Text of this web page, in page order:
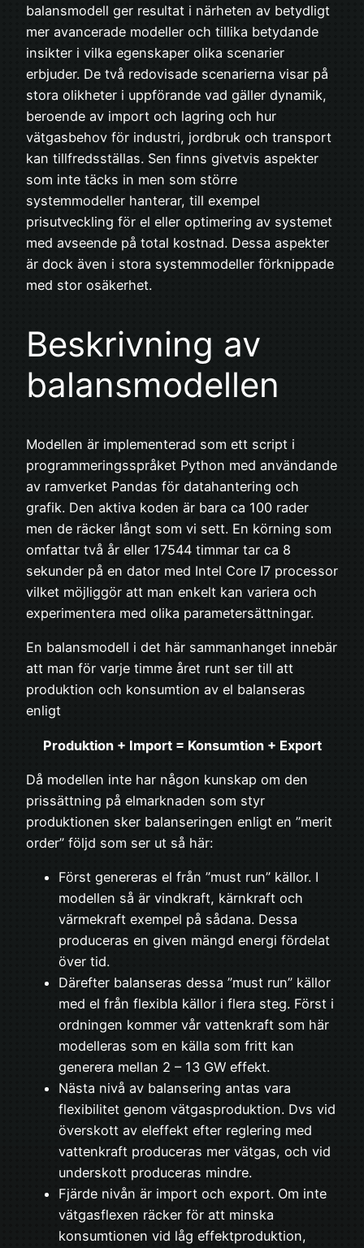
balansmodell ger resultat i närheten av betydligt
mer avancerade modeller och tillika betydande
insikter i vilka egenskaper olika scenarier
erbjuder. De två redovisade scenarierna visar på
stora olikheter i uppförande vad gäller dynamik,
beroende av import och lagring och hur
vätgasbehov för industri, jordbruk och transport
kan tillfredsställas. Sen finns givetvis aspekter
som inte täcks in men som större
systemmodeller hanterar, till exempel
prisutveckling för el eller optimering av systemet
med avseende på total kostnad. Dessa aspekter
är dock även i stora systemmodeller förknippade
med stor osäkerhet.
Beskrivning av
balansmodellen
Modellen är implementerad som ett script i
programmeringsspråket Python med användande
av ramverket Pandas för datahantering och
grafik. Den aktiva koden är bara ca 100 rader
men de räcker långt som vi sett. En körning som
omfattar två år eller 17544 timmar tar ca 8
sekunder på en dator med Intel Core I7 processor
vilket möjliggör att man enkelt kan variera och
experimentera med olika parametersättningar.
En balansmodell i det här sammanhanget innebär
att man för varje timme året runt ser till att
produktion och konsumtion av el balanseras
enligt
Produktion + Import = Konsumtion + Export
Då modellen inte har någon kunskap om den
prissättning på elmarknaden som styr
produktionen sker balanseringen enligt en ”merit
order” följd som ser ut så här:
Först genereras el från ”must run” källor. I
modellen så är vindkraft, kärnkraft och
värmekraft exempel på sådana. Dessa
produceras en given mängd energi fördelat
över tid.
Därefter balanseras dessa ”must run” källor
med el från flexibla källor i flera steg. Först i
ordningen kommer vår vattenkraft som här
modelleras som en källa som fritt kan
generera mellan 2 – 13 GW effekt.
Nästa nivå av balansering antas vara
flexibilitet genom vätgasproduktion. Dvs vid
överskott av eleffekt efter reglering med
vattenkraft produceras mer vätgas, och vid
underskott produceras mindre.
Fjärde nivån är import och export. Om inte
vätgasflexen räcker för att minska
konsumtionen vid låg effektproduktion,